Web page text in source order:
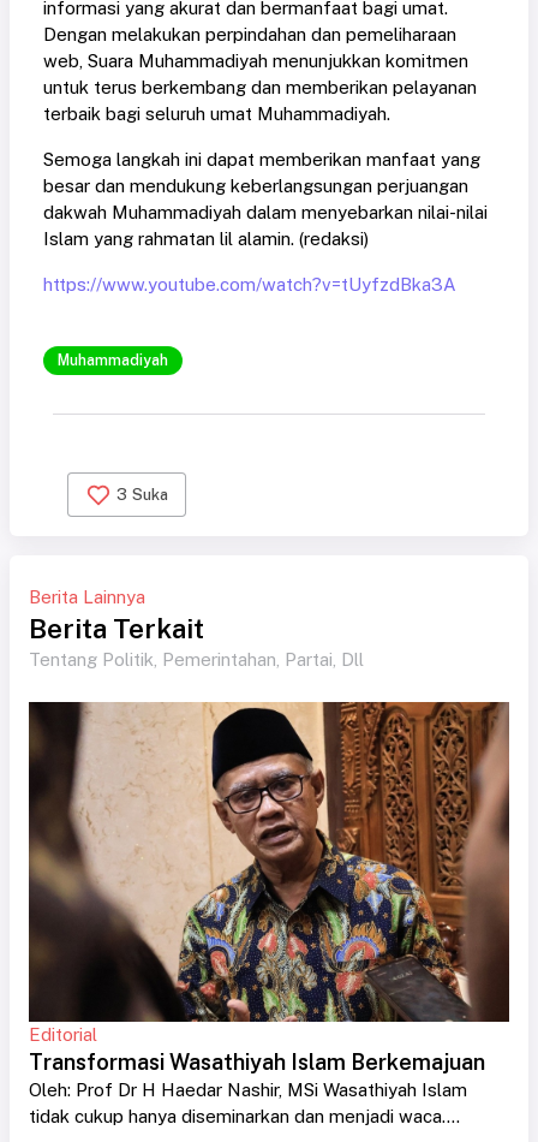
informasi yang akurat dan bermanfaat bagi umat.
Dengan melakukan perpindahan dan pemeliharaan
web, Suara Muhammadiyah menunjukkan komitmen
untuk terus berkembang dan memberikan pelayanan
terbaik bagi seluruh umat Muhammadiyah.
Semoga langkah ini dapat memberikan manfaat yang
besar dan mendukung keberlangsungan perjuangan
dakwah Muhammadiyah dalam menyebarkan nilai-nilai
Islam yang rahmatan lil alamin. (redaksi)
https://www.youtube.com/watch?v=tUyfzdBka3A
Muhammadiyah
3 Suka
Berita Lainnya
Berita Terkait
Tentang Politik, Pemerintahan, Partai, Dll
Editorial
Transformasi Wasathiyah Islam Berkemajuan
Oleh: Prof Dr H Haedar Nashir, MSi Wasathiyah Islam
tidak cukup hanya diseminarkan dan menjadi waca....